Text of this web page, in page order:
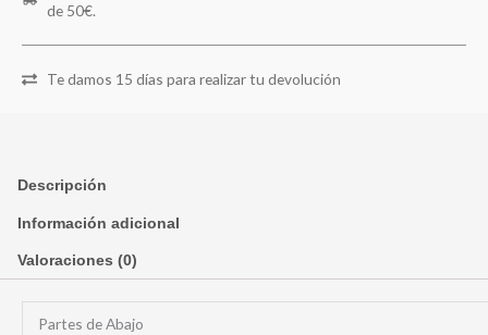
de 50€.
Te damos 15 días para realizar tu devolución
Descripción
Información adicional
Valoraciones (0)
Partes de Abajo